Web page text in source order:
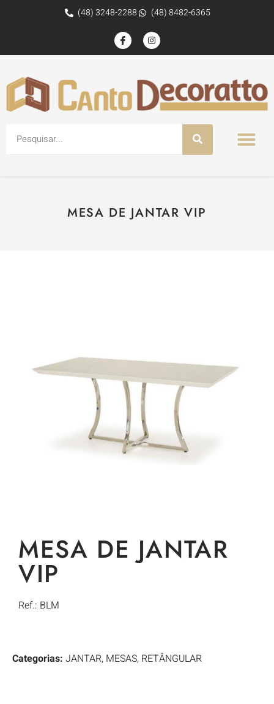
(48) 3248-2288 (48) 8482-6365
MESA DE JANTAR VIP
MESA DE JANTAR
VIP
Ref.: BLM
Categorias: JANTAR, MESAS, RETÂNGULAR